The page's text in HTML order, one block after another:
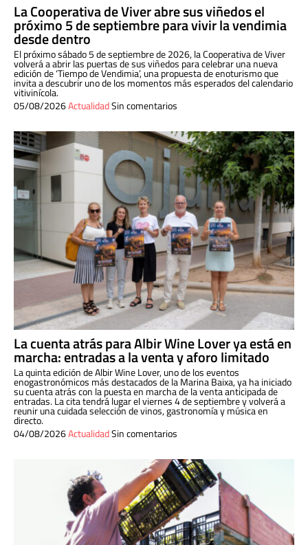
La Cooperativa de Viver abre sus viñedos el
próximo 5 de septiembre para vivir la vendimia
desde dentro
El próximo sábado 5 de septiembre de 2026, la Cooperativa de Viver
volverá a abrir las puertas de sus viñedos para celebrar una nueva
edición de ‘Tiempo de Vendimia’, una propuesta de enoturismo que
invita a descubrir uno de los momentos más esperados del calendario
vitivinícola.
05/08/2026ActualidadSin comentarios
La cuenta atrás para Albir Wine Lover ya está en
marcha: entradas a la venta y aforo limitado
La quinta edición de Albir Wine Lover, uno de los eventos
enogastronómicos más destacados de la Marina Baixa, ya ha iniciado
su cuenta atrás con la puesta en marcha de la venta anticipada de
entradas. La cita tendrá lugar el viernes 4 de septiembre y volverá a
reunir una cuidada selección de vinos, gastronomía y música en
directo.
04/08/2026ActualidadSin comentarios